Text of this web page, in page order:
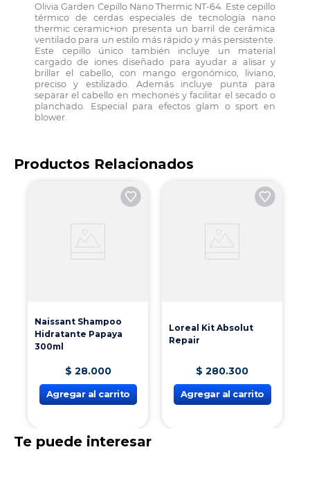
Olivia Garden Cepillo Nano Thermic NT-64. Este cepillo
térmico de cerdas especiales de tecnología nano
thermic ceramic+ion presenta un barril de cerámica
ventilado para un estilo más rápido y más persistente.
Este cepillo único también incluye un material
cargado de iones diseñado para ayudar a alisar y
brillar el cabello, con mango ergonómico, liviano,
preciso y estilizado. Además incluye punta para
separar el cabello en mechones y facilitar el secado o
planchado. Especial para efectos glam o sport en
blower.
Productos Relacionados
Naissant Shampoo
Hidratante Papaya
300ml
$ 28.000
Agregar al carrito
Loreal Kit Absolut
Repair
$ 280.300
Agregar al carrito
Te puede interesar